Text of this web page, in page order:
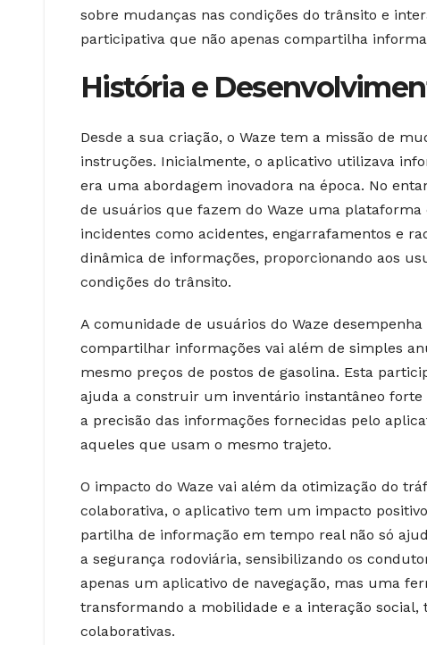
sobre mudanças nas condições do trânsito e
participativa que não apenas compartilha
História e
Desde a sua criação, o Waze tem a missão de
instruções. Inicialmente, o aplicativo utilizava
era uma abordagem inovadora na época. No
de usuários que fazem do Waze uma
incidentes como acidentes, engarrafamentos e
dinâmica de informações, proporcionando aos
condições do trânsito.
A comunidade de usuários do Waze
compartilhar informações vai além de simples
mesmo preços de postos de gasolina. Esta
ajuda a construir um inventário instantâneo
a precisão das informações fornecidas pelo
aqueles que usam o mesmo trajeto.
O impacto do Waze vai além da otimização do
colaborativa, o aplicativo tem um impacto
partilha de informação em tempo real não só
a segurança rodoviária, sensibilizando os
apenas um aplicativo de navegação, mas uma
transformando a mobilidade e a interação social,
colaborativas.